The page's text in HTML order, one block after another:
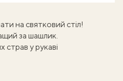
на святковий стіл!
за шашлик.
страв у рукаві